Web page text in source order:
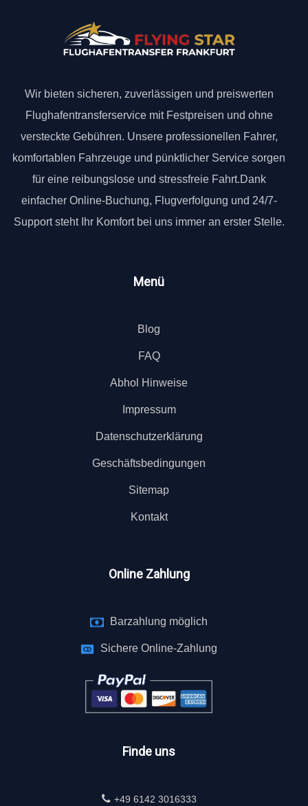
Wir bieten sicheren, zuverlässigen und preiswerten
Flughafentransferservice mit Festpreisen und ohne
versteckte Gebühren. Unsere professionellen Fahrer,
komfortablen Fahrzeuge und pünktlicher Service sorgen
für eine reibungslose und stressfreie Fahrt.Dank
einfacher Online-Buchung, Flugverfolgung und 24/7-
Support steht Ihr Komfort bei uns immer an erster Stelle.
Menü
Blog
FAQ
Abhol Hinweise
Impressum
Datenschutzerklärung
Geschäftsbedingungen
Sitemap
Kontakt
Online Zahlung
Barzahlung möglich
Sichere Online-Zahlung
Finde uns
+49 6142 3016333